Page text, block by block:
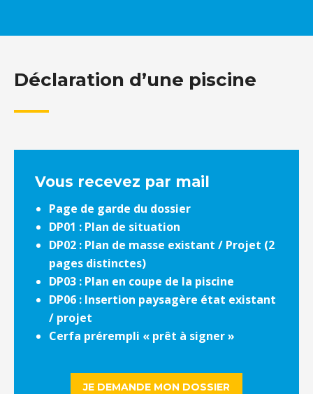
Déclaration d’une piscine
Vous recevez par mail
Page de garde du dossier
DP01 : Plan de situation
DP02 : Plan de masse existant / Projet (2
pages distinctes)
DP03 : Plan en coupe de la piscine
DP06 : Insertion paysagère état existant
/ projet
Cerfa prérempli « prêt à signer »
JE DEMANDE MON DOSSIER